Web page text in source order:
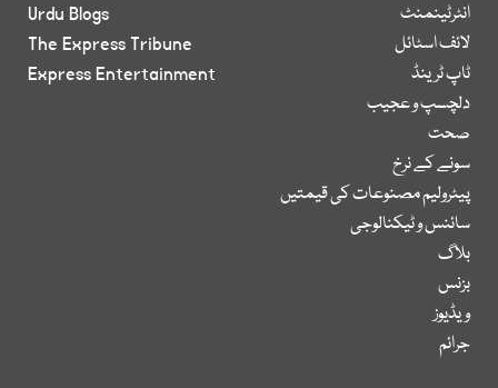
انٹرٹینمنٹ
لائف اسٹائل
ٹاپ ٹرینڈ
دلچسپ و عجیب
صحت
سونے کے نرخ
پیٹرولیم مصنوعات کی قیمتیں
سائنس و ٹیکنالوجی
بلاگ
بزنس
ویڈیوز
جرائم
Urdu Blogs
The Express Tribune
Express Entertainment